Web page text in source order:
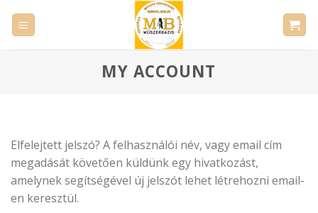
MY ACCOUNT
Elfelejtett jelszó? A felhasználói név, vagy email cím
megadását követően küldünk egy hivatkozást,
amelynek segítségével új jelszót lehet létrehozni email-
en keresztül.